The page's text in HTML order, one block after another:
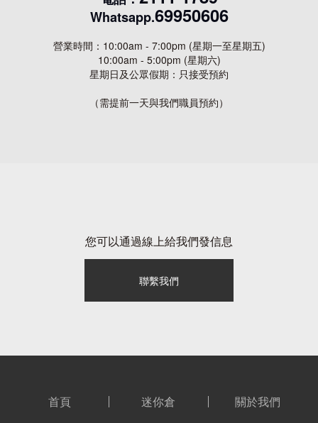
Whatsapp.69950606
營業時間：10:00am - 7:00pm (星期一至星期五)
10:00am - 5:00pm (星期六)
星期日及公眾假期：只接受預約
（需提前一天與我們職員預約​）
您可以通過線上給我們發信息
聯繫我們
首頁 迷你倉
關於我們